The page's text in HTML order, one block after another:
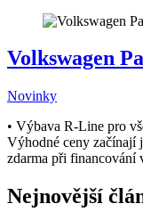
Volkswagen
Novinky
• Výbava R-Line pro
Výhodné ceny začínají
zdarma při financování
Nejnovější